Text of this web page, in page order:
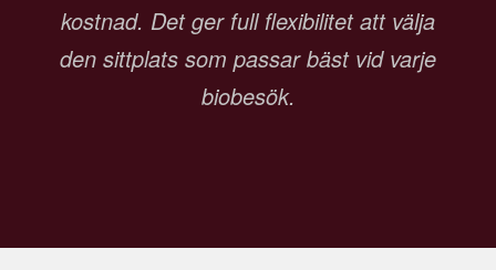
kostnad. Det ger full flexibilitet att välja
den sittplats som passar bäst vid varje
biobesök.